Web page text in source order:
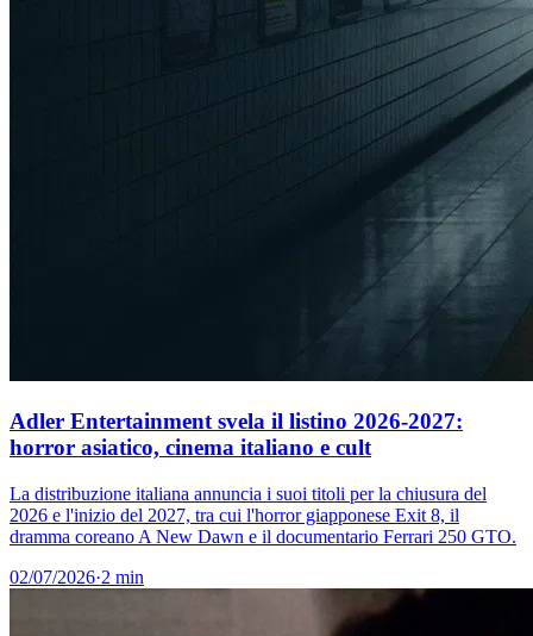
Adler Entertainment svela il listino 2026-2027:
horror asiatico, cinema italiano e cult
La distribuzione italiana annuncia i suoi titoli per la chiusura del
2026 e l'inizio del 2027, tra cui l'horror giapponese Exit 8, il
dramma coreano A New Dawn e il documentario Ferrari 250 GTO.
02/07/2026·2 min